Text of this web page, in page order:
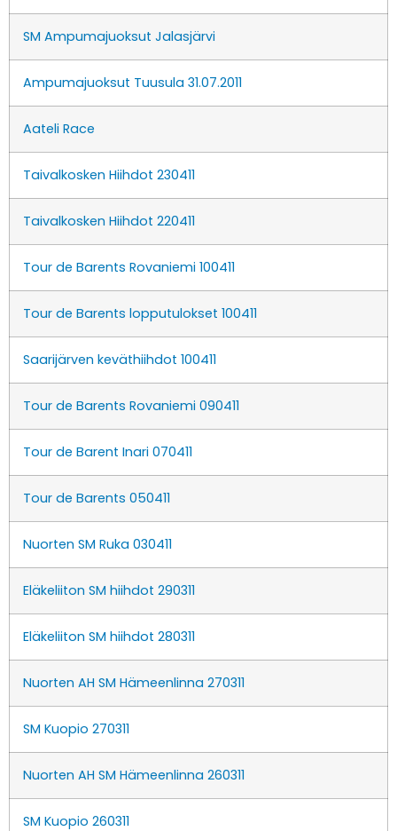
SM Ampumajuoksut Jalasjärvi
Ampumajuoksut Tuusula 31.07.2011
Aateli Race
Taivalkosken Hiihdot 230411
Taivalkosken Hiihdot 220411
Tour de Barents Rovaniemi 100411
Tour de Barents lopputulokset 100411
Saarijärven keväthiihdot 100411
Tour de Barents Rovaniemi 090411
Tour de Barent Inari 070411
Tour de Barents 050411
Nuorten SM Ruka 030411
Eläkeliiton SM hiihdot 290311
Eläkeliiton SM hiihdot 280311
Nuorten AH SM Hämeenlinna 270311
SM Kuopio 270311
Nuorten AH SM Hämeenlinna 260311
SM Kuopio 260311